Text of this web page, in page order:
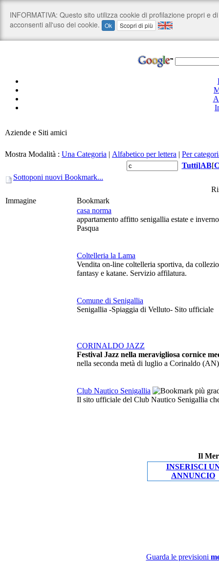
Aziende e Siti amici
Mostra Modalità : Una Categoria | Alfabetico per lettera | Per
Tutti]AB[
Sottoponi nuovi Bookmark...
Immagine
Bookmark
casa norma
appartamento affitto senigallia estate e
Pasqua
Coltelleria la Lama
Vendita on-line coltelleria sportiva, da
fantasy e katane. Servizio affilatura.
Comune di Senigallia
Senigallia -Spiaggia di Velluto- Sito ufficiale
CORINALDO JAZZ
Festival Jazz nella meravigliosa cornice
nella seconda metà di luglio a Corinaldo (AN)
Club Nautico Senigallia
Il sito ufficiale del Club Nautico Senigallia
Il
INSERISCI
ANNUNCIO
Guarda le previsioni